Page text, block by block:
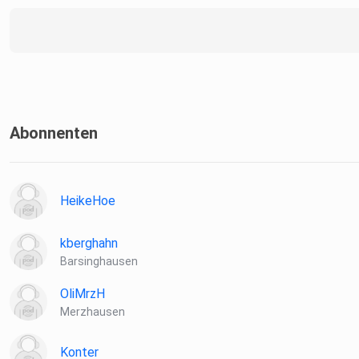
Abonnenten
HeikeHoe
kberghahn
Barsinghausen
OliMrzH
Merzhausen
Konter